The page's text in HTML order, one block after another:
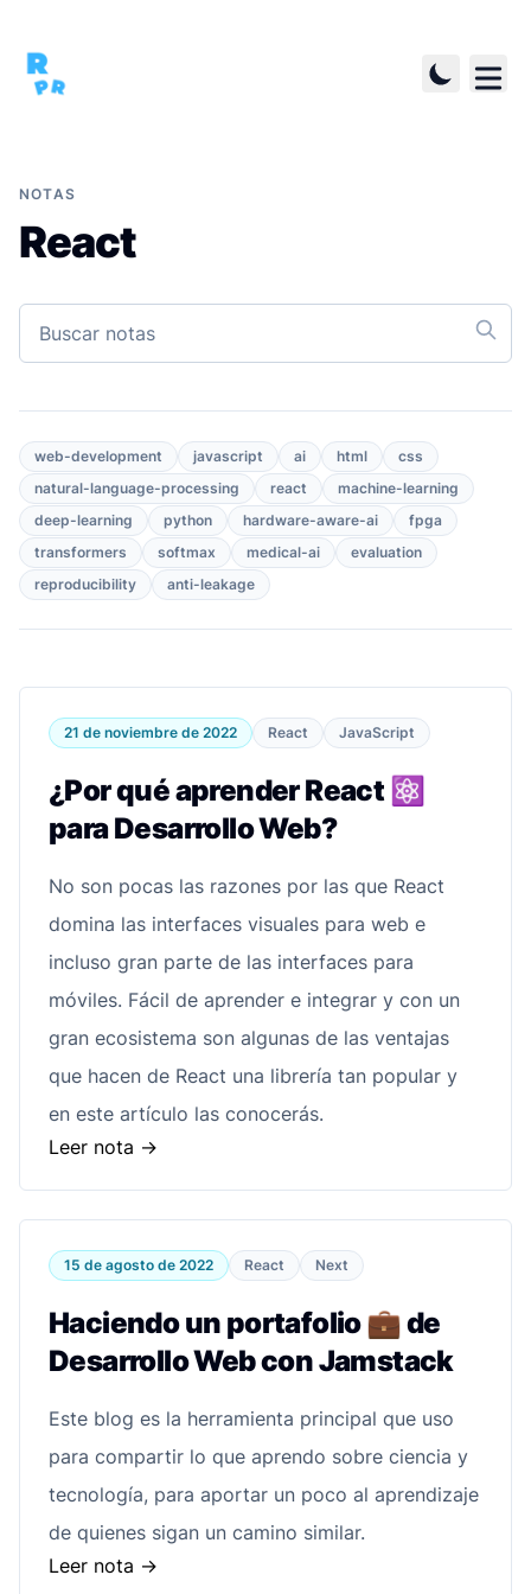
NOTAS
React
web-development javascript ai html
css
natural-language-processing
react
machine-learning
deep-learning
python hardware-aware-ai
fpga
transformers
softmax medical-ai
evaluation
reproducibility
anti-leakage
21 de noviembre de 2022 React JavaScript
¿Por qué aprender React ⚛️
para Desarrollo Web?
No son pocas las razones por las que React
domina las interfaces visuales para web e
incluso gran parte de las interfaces para
móviles. Fácil de aprender e integrar y con un
gran ecosistema son algunas de las ventajas
que hacen de React una librería tan popular y
en este artículo las conocerás.
Leer nota ->
15 de agosto de 2022 React Next
Haciendo un portafolio 💼 de
Desarrollo Web con Jamstack
Este blog es la herramienta principal que uso
para compartir lo que aprendo sobre ciencia y
tecnología, para aportar un poco al aprendizaje
de quienes sigan un camino similar.
Leer nota ->